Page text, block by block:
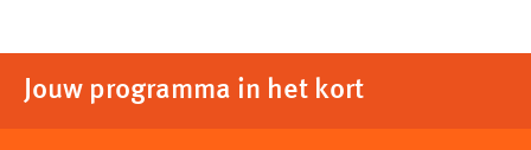
Jouw programma in het kort